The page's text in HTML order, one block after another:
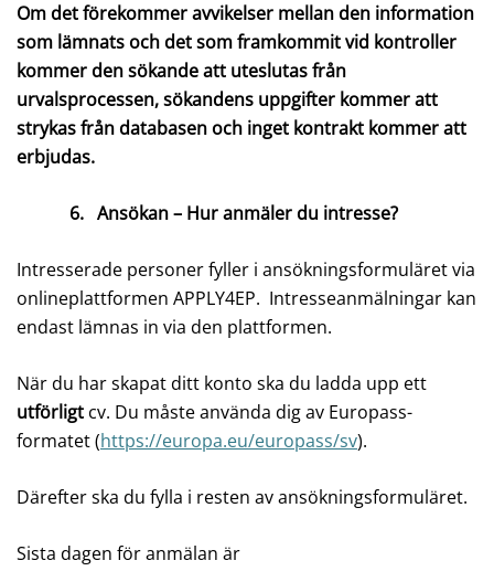
Om det förekommer avvikelser mellan den information
som lämnats och det som framkommit vid kontroller
kommer den sökande att uteslutas från
urvalsprocessen, sökandens uppgifter kommer att
strykas från databasen och inget kontrakt kommer att
erbjudas.
6. Ansökan – Hur anmäler du intresse?
Intresserade personer fyller i ansökningsformuläret via
onlineplattformen APPLY4EP. Intresseanmälningar kan
endast lämnas in via den plattformen.
När du har skapat ditt konto ska du ladda upp ett
utförligt cv. Du måste använda dig av Europass-
formatet (https://europa.eu/europass/sv).
Därefter ska du fylla i resten av ansökningsformuläret.
Sista dagen för anmälan är